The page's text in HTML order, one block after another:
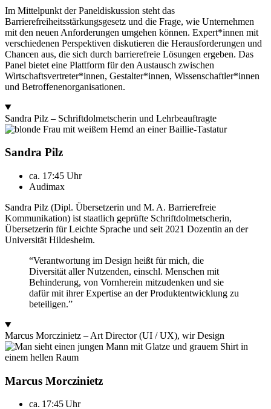
Im Mittelpunkt der Paneldiskussion steht das
Barrierefreiheitsstärkungsgesetz und die Frage, wie Unternehmen
mit den neuen Anforderungen umgehen können. Expert*innen mit
verschiedenen Perspektiven diskutieren die Herausforderungen und
Chancen aus, die sich durch barrierefreie Lösungen ergeben. Das
Panel bietet eine Plattform für den Austausch zwischen
Wirtschaftsvertreter*innen, Gestalter*innen, Wissenschaftler*innen
und Betroffenenorganisationen.
Sandra Pilz – Schriftdolmetscherin und Lehrbeauftragte
Sandra Pilz
ca. 17:45 Uhr
Audimax
Sandra Pilz (Dipl. Übersetzerin und M. A. Barrierefreie
Kommunikation) ist staatlich geprüfte Schriftdolmetscherin,
Übersetzerin für Leichte Sprache und seit 2021 Dozentin an der
Universität Hildesheim.
“Verantwortung im Design heißt für mich, die
Diversität aller Nutzenden, einschl. Menschen mit
Behinderung, von Vornherein mitzudenken und sie
dafür mit ihrer Expertise an der Produktentwicklung zu
beteiligen.”
Marcus Morczinietz – Art Director (UI / UX), wir Design
Marcus Morczinietz
ca. 17:45 Uhr